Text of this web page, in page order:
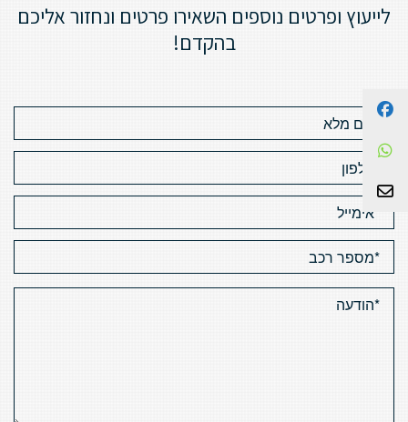
לייעוץ ופרטים נוספים השאירו פרטים ונחזור אליכם
בהקדם!
Facebook
WhatsApp
צור קשר